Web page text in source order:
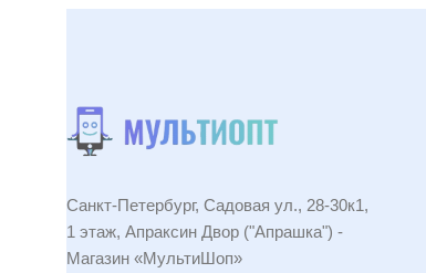
Санкт-Петербург, Садовая ул., 28-30к1,
1 этаж, Апраксин Двор ("Апрашка") -
Магазин «МультиШоп»